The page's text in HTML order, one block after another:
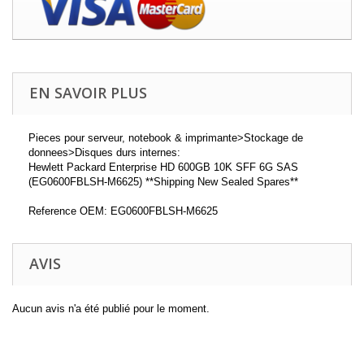
EN SAVOIR PLUS
Pieces pour serveur, notebook & imprimante>Stockage de
donnees>Disques durs internes:
Hewlett Packard Enterprise HD 600GB 10K SFF 6G SAS
(EG0600FBLSH-M6625) **Shipping New Sealed Spares**
Reference OEM: EG0600FBLSH-M6625
AVIS
Aucun avis n'a été publié pour le moment.